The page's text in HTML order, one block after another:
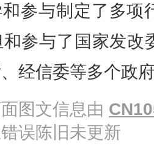
参与制定了多项
参与了国家发改
经信委等多个政
图文信息由
误陈旧未更新